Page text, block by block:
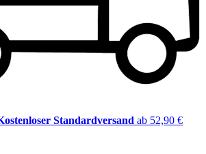
Standardversand ab 52,90 €